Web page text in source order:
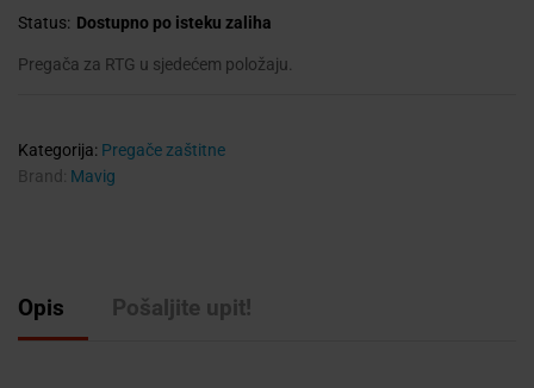
Status: Dostupno po isteku zaliha
Pregača za RTG u sjedećem položaju.
Kategorija: Pregače zaštitne
Brand: Mavig
Opis Pošaljite upit!